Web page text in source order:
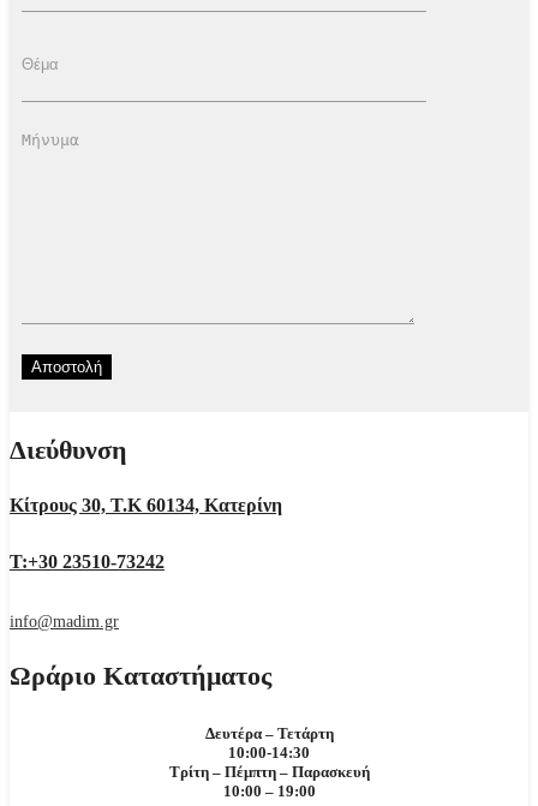
Διεύθυνση
Κίτρους 30, Τ.Κ 60134, Κατερίνη
Τ:+30 23510-73242
info@madim.gr
Ωράριο Καταστήματος
Δευτέρα – Τετάρτη
10:00-14:30
Τρίτη – Πέμπτη – Παρασκευή
10:00 – 19:00